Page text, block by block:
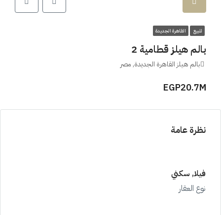
للبيع القاهرة الجديدة
بالم هيلز قطامية 2
بالم هيلز القاهرة الجديدة, مصر
EGP20.7M
نظرة عامة
فيلا, سكني
نوع العقار